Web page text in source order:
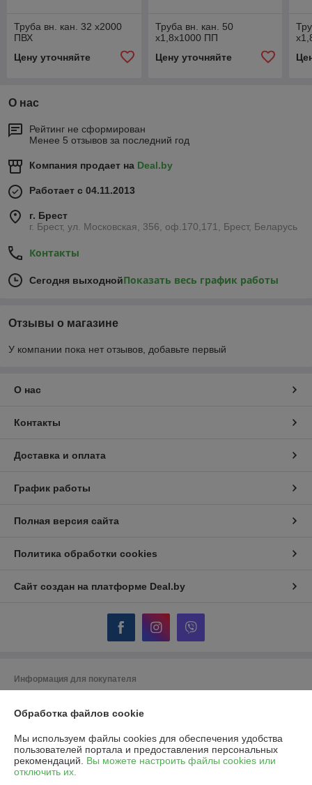
Труба вн. кан. 32 х2000
ПВХ
Цену уточняйте
Труба вн. кан. 50
х1,8х1000 ПП
Цену уточняйте
О нас
Рейтинг не сформирован
Менее 5 отзывов за последний год
Компания продает на Deal.by
Работает с 04.11.2013
г. Брест
г. Брест, ул. Московская, 356, оф.170,171, Брест, Беларусь
Контакты
Сегодня выходнойПоказать весь график работы
Отзывы о магазине
У компании пока нет отзывов, добавьте первый
О нас
Контакты
Доставка и оплата
График работы
Полная версия сайта
Политика обработки cookies
Сайт создан на платформе Deal.by
Информация для покупателя
224007, г.Брест, ул.Московская, 356, пом.170,171
Регистрационный номер ЕГР: 290322854
УНП: 290322854
Регистрационный орган: Брестский областной исполнительный
Обработка файлов cookie
Мы используем файлы cookies для обеспечения удобства
пользователей портала и предоставления персональных
рекомендаций. Вы можете настроить файлы cookies или
отключить их.